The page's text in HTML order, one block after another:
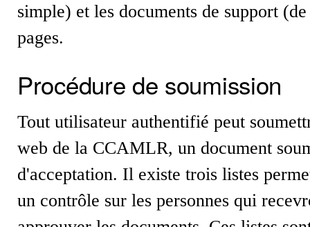
simple) et les documents de support
pages.
Procédure de soumission
Tout utilisateur authentifié peut
web de la CCAMLR, un document
d'acceptation. Il existe trois listes
un contrôle sur les personnes qui